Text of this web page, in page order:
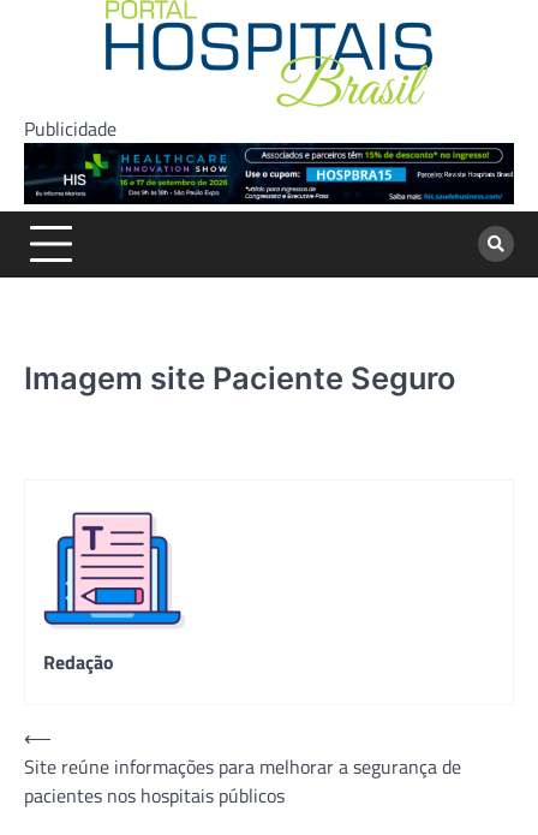
Publicidade
Imagem site Paciente Seguro
Redação
Navegação
de
Post
⟵
Site reúne informações para melhorar a segurança de
pacientes nos hospitais públicos